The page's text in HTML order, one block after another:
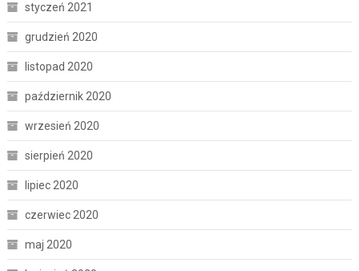
styczeń 2021
grudzień 2020
listopad 2020
październik 2020
wrzesień 2020
sierpień 2020
lipiec 2020
czerwiec 2020
maj 2020